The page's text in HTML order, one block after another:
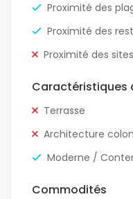
Proximité des
Proximité des
Proximité des
Caractéristiques
Terrasse
Architecture
Moderne /
Commodités